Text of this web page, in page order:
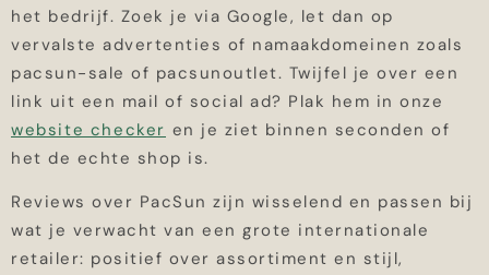
het bedrijf. Zoek je via Google, let dan op
vervalste advertenties of namaakdomeinen zoals
pacsun-sale of pacsunoutlet. Twijfel je over een
link uit een mail of social ad? Plak hem in onze
website checker en je ziet binnen seconden of
het de echte shop is.
Reviews over PacSun zijn wisselend en passen bij
wat je verwacht van een grote internationale
retailer: positief over assortiment en stijl,